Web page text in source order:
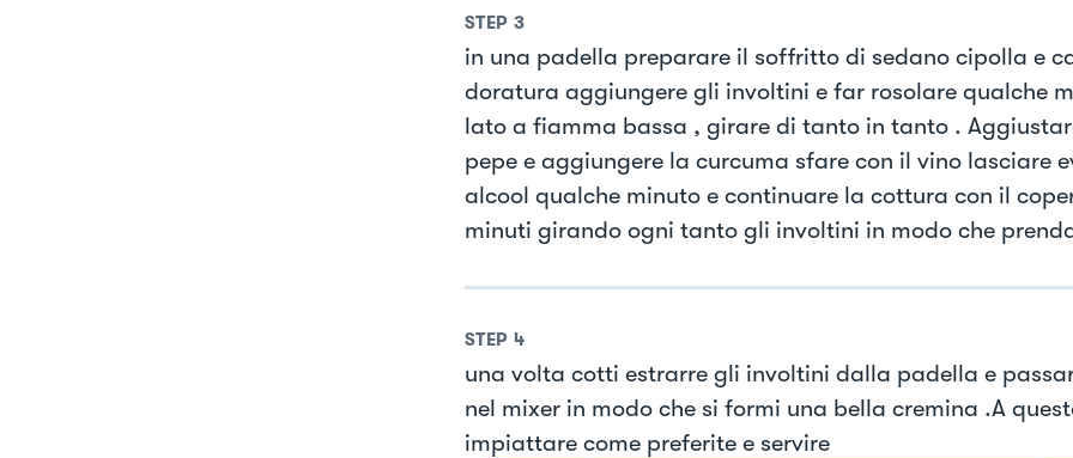
STEP 3
in una padella preparare il soffritto di sedano cipolla e
doratura aggiungere gli involtini e far rosolare qualche
lato a fiamma bassa , girare di tanto in tanto .
pepe e aggiungere la curcuma sfare con il vino lasciare
alcool qualche minuto e continuare la cottura con il
minuti girando ogni tanto gli involtini in modo che
STEP 4
una volta cotti estrarre gli involtini dalla padella e
nel mixer in modo che si formi una bella cremina .A
impiattare come preferite e servire